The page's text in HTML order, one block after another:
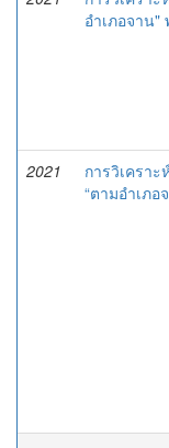
อำเภอจาน"
2021
การวิเครา
“ตามอำเภอ